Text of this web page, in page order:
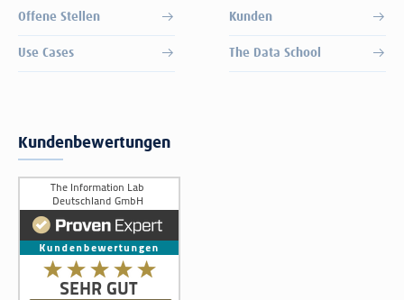
Offene Stellen Kunden
Use Cases The Data School
Kundenbewertungen